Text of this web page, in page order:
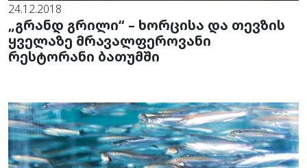
24.12.2018
„გრანდ გრილი“ – ხორცისა და თევზის
ყველაზე მრავალფეროვანი
რესტორანი ბათუმში